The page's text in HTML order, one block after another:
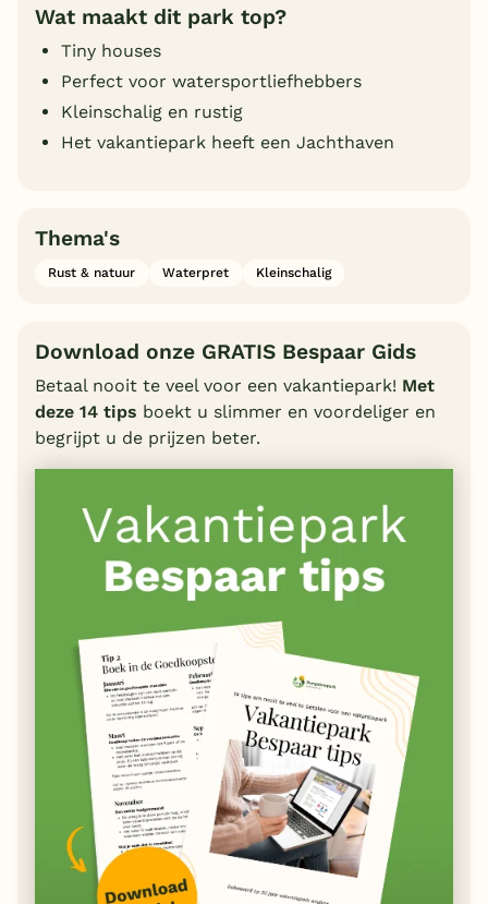
Wat maakt dit park top?
Tiny houses
Perfect voor watersportliefhebbers
Kleinschalig en rustig
Het vakantiepark heeft een Jachthaven
Thema's
Rust & natuur Waterpret Kleinschalig
Download onze GRATIS Bespaar Gids
Betaal nooit te veel voor een vakantiepark! Met
deze 14 tips boekt u slimmer en voordeliger en
begrijpt u de prijzen beter.